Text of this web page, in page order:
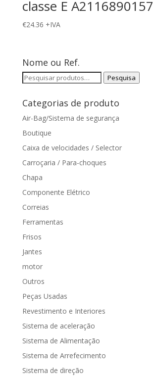
classe E A2116890157
€24.36 +IVA
Nome ou Ref.
Pesquisar
Pesquisa
Categorias de produto
Air-Bag/Sistema de segurança
Boutique
Caixa de velocidades / Selector
Carroçaria / Para-choques
Chapa
Componente Elétrico
Correias
Ferramentas
Frisos
Jantes
motor
Outros
Peças Usadas
Revestimento e Interiores
Sistema de aceleração
Sistema de Alimentação
Sistema de Arrefecimento
Sistema de direção